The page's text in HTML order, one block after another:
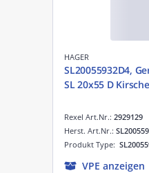
HAGER
SL20055932D4,
SL 20x55 D Kirsche
Rexel Art.Nr.: 2929129
Produkt Type:
Herst. Art.Nr.:
VPE anzeigen